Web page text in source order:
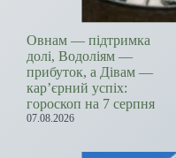
Овнам — підтримка
долі, Водоліям —
прибуток, а Дівам —
кар’єрний успіх:
гороскоп на 7 серпня
07.08.2026